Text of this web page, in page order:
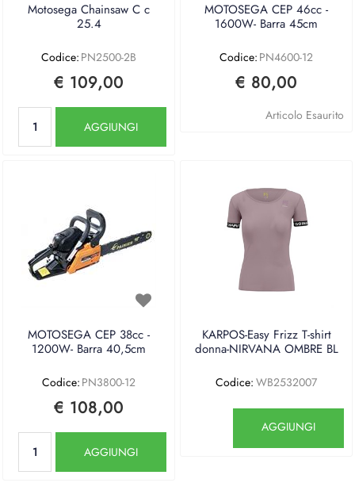
Motosega Chainsaw C c
25.4
Codice: PN2500-2B
€ 109,00
AGGIUNGI
MOTOSEGA CEP 46cc -
1600W- Barra 45cm
Codice: PN4600-12
€ 80,00
Articolo Esaurito
MOTOSEGA CEP 38cc -
1200W- Barra 40,5cm
Codice: PN3800-12
€ 108,00
AGGIUNGI
KARPOS-Easy Frizz T-shirt
donna-NIRVANA OMBRE BL
Codice: WB2532007
AGGIUNGI